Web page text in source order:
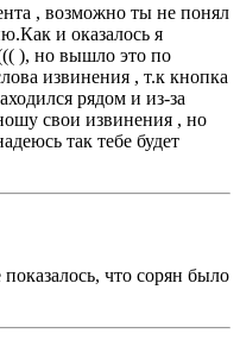
, возможно ты не понял
и оказалось я
), но вышло это по
извинения , т.к кнопка
рядом и из-за
свои извинения , но
так тебе будет
что сорян было